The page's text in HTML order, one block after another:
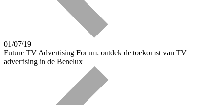
01/07/19
Future TV Advertising Forum: ontdek de toekomst van TV
advertising in de Benelux